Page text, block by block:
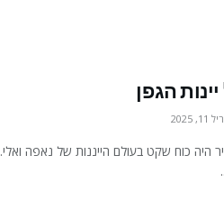
הגפן
2025
שנה, ארני ויר היה כוח שקט בעולם הייננות של נאפה ואלי.